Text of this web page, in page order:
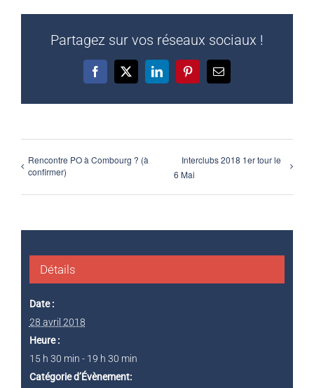
Partagez sur vos réseaux sociaux !
Facebook
X LinkedInPinterestEmail
Rencontre PO à Combourg ? (à
confirmer)
Interclubs 2018 1er tour le
6 Mai
Détails
Date :
28 avril 2018
Heure :
15 h 30 min - 19 h 30 min
Catégorie d’Évènement: